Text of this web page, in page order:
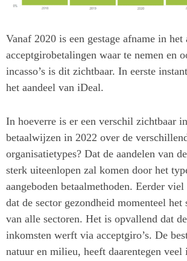
Vanaf 2020 is een gestage afname in het
acceptgirobetalingen waar te nemen en
incasso’s is dit zichtbaar. In eerste
het aandeel van iDeal.
In hoeverre is er een verschil zichtbaar
betaalwijzen in 2022 over de
organisatietypes? Dat de aandelen van
sterk uiteenlopen zal komen door het
aangeboden betaalmethoden. Eerder
dat de sector gezondheid momenteel het
van alle sectoren. Het is opvallend dat
inkomsten werft via acceptgiro’s. De
natuur en milieu, heeft daarentegen